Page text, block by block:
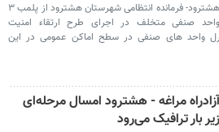
هشترود- فرمانده انتظامی شهرستان هشترود از پلمب ۳
واحد صنفی متخلف در اجرای طرح ارتقاء امنیت
واحد های صنفی در سطح اماکن عمومی در این
آزادراه مراغه - هشترود امسال مرحله‌ای
زیر بار ترافیک می‌رود